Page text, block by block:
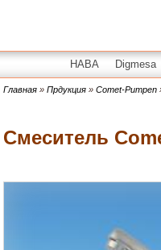
HABA Digmesa
Главная » Прдукция » Comet-Pumpen
Смеситель